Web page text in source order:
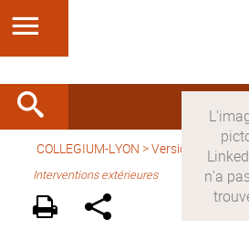
COLLEGIUM-LYON >Version française
Interventions extérieures